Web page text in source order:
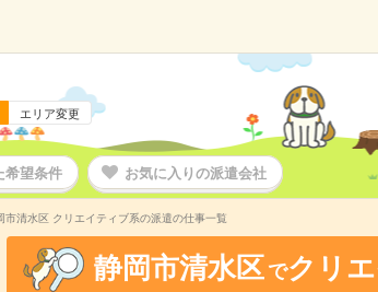
エリア変更
希望条件 お気に入りの派遣会社
市清水区 クリエイティブ系の派遣の仕事一覧
静岡市清水区 でクリ